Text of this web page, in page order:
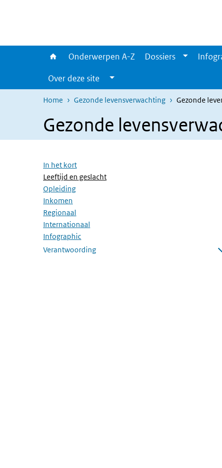
Onderwerpen A-Z Dossiers
Over deze site
Home Gezonde levensverwachting Gezonde
Gezonde
Overslaan menu
In het kort
Leeftijd en geslacht(Actieve pagina)
Opleiding
Inkomen
Regionaal
Internationaal
Infographic
Verantwoording